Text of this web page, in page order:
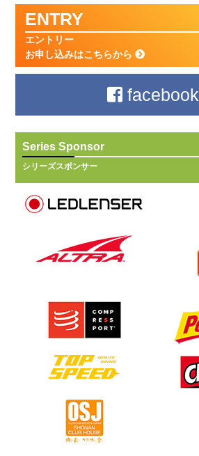
ENTRY
エントリー
お申し込みはこちらから
facebook
Series Sponsor
シリーズスポンサー